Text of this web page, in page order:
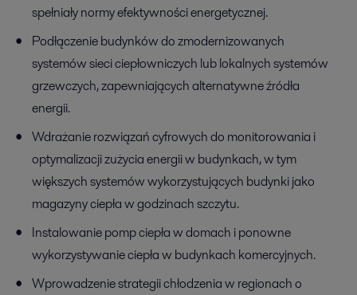
spełniały normy efektywności energetycznej.
Podłączenie budynków do zmodernizowanych
systemów sieci ciepłowniczych lub lokalnych systemów
grzewczych, zapewniających alternatywne źródła
energii.
Wdrażanie rozwiązań cyfrowych do monitorowania i
optymalizacji zużycia energii w budynkach, w tym
większych systemów wykorzystujących budynki jako
magazyny ciepła w godzinach szczytu.
Instalowanie pomp ciepła w domach i ponowne
wykorzystywanie ciepła w budynkach komercyjnych.
Wprowadzenie strategii chłodzenia w regionach o